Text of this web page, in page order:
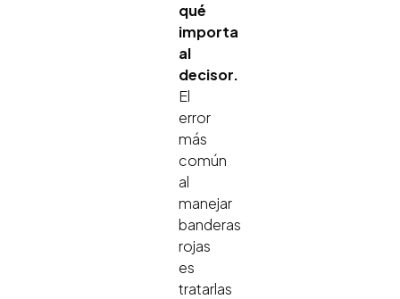
qué
importa
al
decisor.
El
error
más
común
al
manejar
banderas
rojas
es
tratarlas